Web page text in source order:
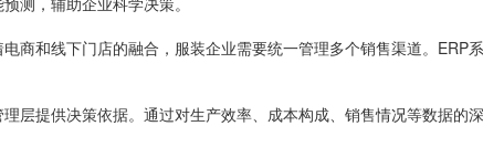
商和线下门店的融合，服装企业需要统一管理多个销售渠道。ERP
层提供决策依据。通过对生产效率、成本构成、销售情况等数据的